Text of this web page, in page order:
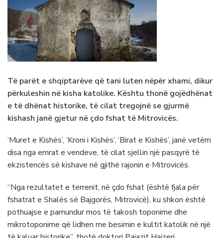
Të parët e shqiptarëve që tani luten nëpër xhami, dikur
përkuleshin në kisha katolike. Kështu thonë gojëdhënat
e të dhënat historike, të cilat tregojnë se gjurmë
kishash janë gjetur në çdo fshat të Mitrovicës.
‘Muret e Kishës’, ‘Kroni i Kishës’, ‘Birat e Kishës’, janë vetëm
disa nga emrat e vendeve, të cilat sjellin një pasqyrë të
ekzistencës së kishave në gjithë rajonin e Mitrovicës.
“Nga rezultatet e terrenit, në çdo fshat (është fjala për
fshatrat e Shalës së Bajgorës, Mitrovicë), ku shkon është
pothuajse e pamundur mos të takosh toponime dhe
mikrotoponime që lidhen me besimin e kultit katolik në një